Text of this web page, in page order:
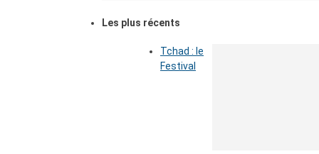
Les plus récents
Tchad : le
Festival